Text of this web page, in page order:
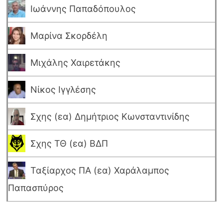
Ιωάννης Παπαδόπουλος
Μαρίνα Σκορδέλη
Μιχάλης Χαιρετάκης
Νίκος Ιγγλέσης
Σχης (εα) Δημήτριος Κωνσταντινίδης
Σχης ΤΘ (εα) ΒΔΠ
Ταξίαρχος ΠΑ (εα) Χαράλαμπος
Παπασπύρος